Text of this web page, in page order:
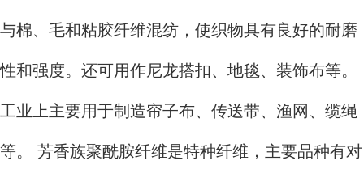
与棉、毛和粘胶纤维混纺，使织物具有良好的耐磨
性和强度。还可用作尼龙搭扣、地毯、装饰布等。
工业上主要用于制造帘子布、传送带、渔网、缆绳
等。 芳香族聚酰胺纤维是特种纤维，主要品种有对